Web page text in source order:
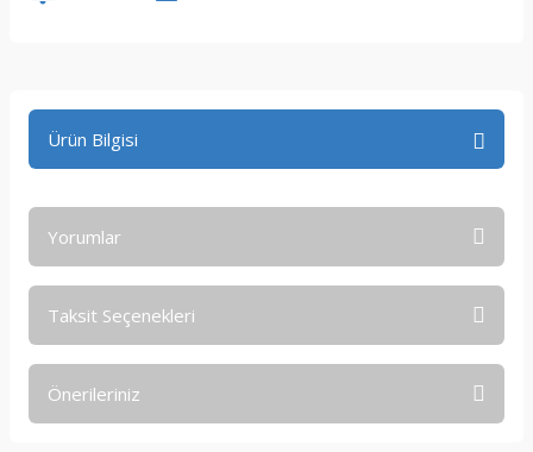
Ürün Bilgisi
Yorumlar
Taksit Seçenekleri
Önerileriniz